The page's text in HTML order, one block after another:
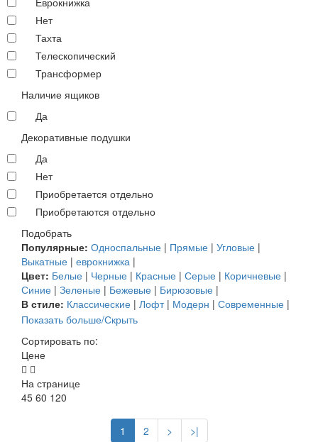
Нет
Тахта
Телескопический
Трансформер
Наличие ящиков
Да
Декоративные подушки
Да
Нет
Приобретается отдельно
Приобретаются отдельно
Подобрать
Популярные: Односпальные | Прямые | Угловые |
Выкатные | еврокнижка |
Цвет: Белые | Черные | Красные | Серые | Коричневые |
Синие | Зеленые | Бежевые | Бирюзовые |
В стиле: Классические | Лофт| Модерн | Современные |
Показать больше/Скрыть
Сортировать по:
Цене
На странице
45 60 120
1 2 > >|